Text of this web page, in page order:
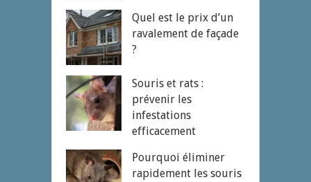
Quel est le prix d’un
ravalement de façade
?
Souris et rats :
prévenir les
infestations
efficacement
Pourquoi éliminer
rapidement les souris